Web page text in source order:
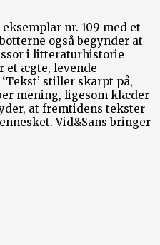
nr. 109 med et
også begynder at
i litteraturhistorie
et ægte, levende
stiller skarpt på,
mening, ligesom klæder
at fremtidens tekster
Vid&Sans bringer